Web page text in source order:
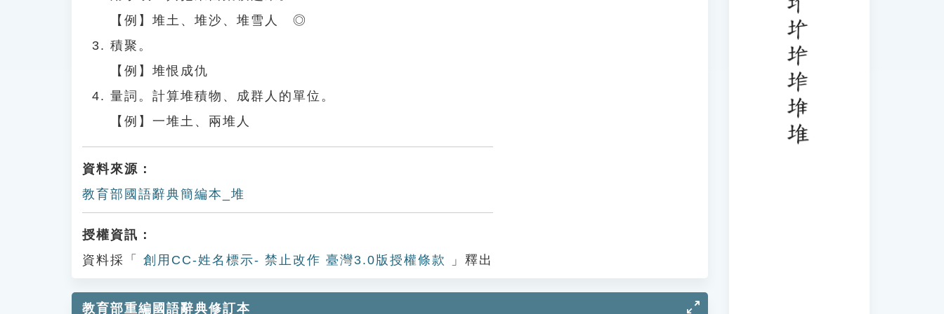
【例】堆土、堆沙、堆雪人 ◎
積聚。
【例】堆恨成仇
量詞。計算堆積物、成群人的單位。
【例】一堆土、兩堆人
資料來源：
教育部國語辭典簡編本_堆
授權資訊：
資料採「
創用CC-姓名標示- 禁止改作 臺灣3.0版授權條款 」釋出
教育部重編國語辭典修訂本